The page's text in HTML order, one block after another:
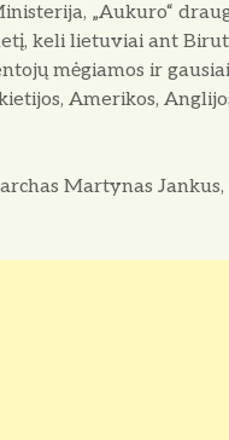
„Auku­ro“
keli lie­tuviai ant
mėgiamos ir
Amerikos,
Martynas